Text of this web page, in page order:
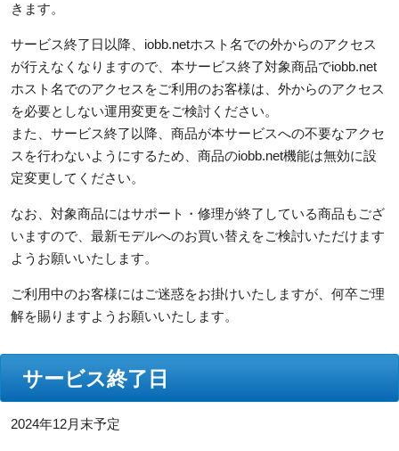
きます。
サービス終了日以降、iobb.netホスト名での外からのアクセス
が行えなくなりますので、本サービス終了対象商品でiobb.net
ホスト名でのアクセスをご利用のお客様は、外からのアクセス
を必要としない運用変更をご検討ください。
また、サービス終了以降、商品が本サービスへの不要なアクセ
スを行わないようにするため、商品のiobb.net機能は無効に設
定変更してください。
なお、対象商品にはサポート・修理が終了している商品もござ
いますので、最新モデルへのお買い替えをご検討いただけます
ようお願いいたします。
ご利用中のお客様にはご迷惑をお掛けいたしますが、何卒ご理
解を賜りますようお願いいたします。
サービス終了日
2024年12月末予定